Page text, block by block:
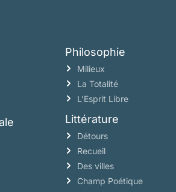
Philosophie
Milieux
La Totalité
L’Esprit Libre
Littérature
Détours
Recueil
Des villes
Champ Poétique